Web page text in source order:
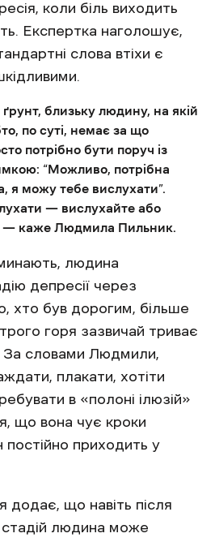
коли біль виходить
Експертка наголошує,
слова втіхи є
близьку людину, на якій
по суті, немає за що
потрібно бути поруч із
“Можливо, потрібна
я можу тебе вислухати”.
— вислухайте або
— каже Людмила Пильник.
людина
депресії через
хто був дорогим, більше
горя зазвичай триває
За словами Людмили,
плакати, хотіти
в «полоні ілюзій»
що вона чує кроки
постійно приходить у
додає, що навіть після
людина може